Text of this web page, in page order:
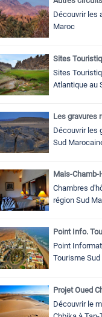
Découvrir les
Maroc
Sites
Sites
Atlantique au
Les gravures
Découvrir les
Sud
Mais-
Chambres
région Sud
Point Info.
Point
Tourisme
Projet Oued
Découvrir le